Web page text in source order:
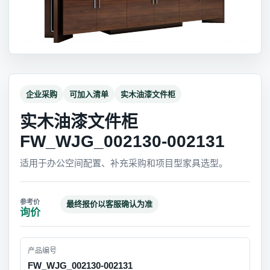
企业采购 可加入清单 实木油漆文件柜
实木油漆文件柜
FW_WJG_002130-002131
适用于办公空间配置、补充采购和项目型家具选型。
询价
最终报价以客服确认为准
产品编号
FW_WJG_002130-002131